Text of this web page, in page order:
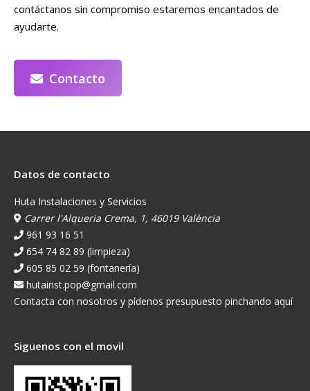
contáctanos sin compromiso estaremos encantados de
ayudarte.
Contacto
Datos de contacto
Huta Instalaciones y Servicios
Carrer l'Alqueria Crema, 1, 46019 València
961 93 16 51
654 74 82 89 (limpieza)
605 85 02 59 (fontanería)
hutainst.pop@gmail.com
Contacta con nosotros y pídenos presupuesto pinchando aquí
Siguenos con el movil